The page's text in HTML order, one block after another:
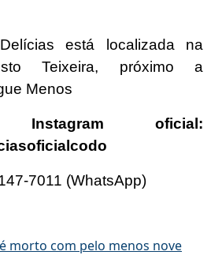
está localizada na
Teixeira, próximo a
Menos
oficial:
7011 (WhatsApp)
morto com pelo menos nove